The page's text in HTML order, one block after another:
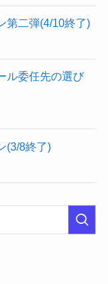
第二弾(4/10終了)
ル委任先の選び
(3/8終了)